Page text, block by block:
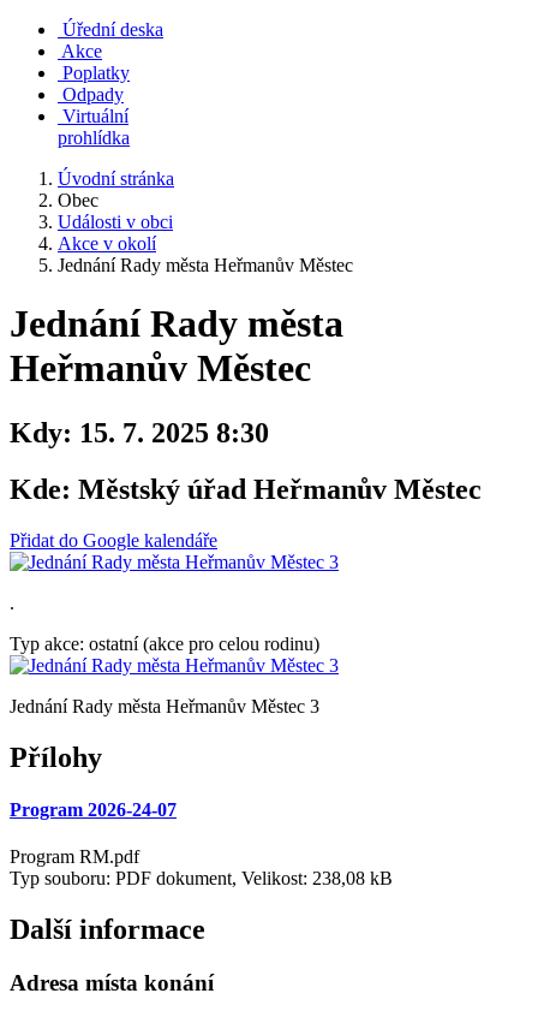
Úřední deska
Akce
Poplatky
Odpady
Virtuální
prohlídka
Úvodní stránka
Obec
Události v obci
Akce v okolí
Jednání Rady města Heřmanův Městec
Jednání Rady města
Heřmanův Městec
Kdy: 15. 7. 2025 8:30
Kde: Městský úřad Heřmanův Městec
Přidat do Google kalendáře
.
Typ akce: ostatní (akce pro celou rodinu)
Jednání Rady města Heřmanův Městec 3
Přílohy
Program 2026-24-07
Program RM.pdf
Typ souboru: PDF dokument, Velikost: 238,08 kB
Další informace
Adresa místa konání